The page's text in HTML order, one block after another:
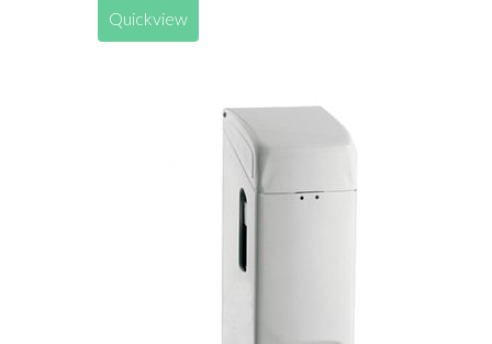
Quickview